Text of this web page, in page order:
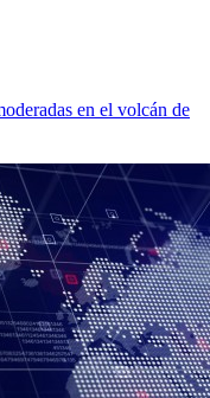
en el volcán de